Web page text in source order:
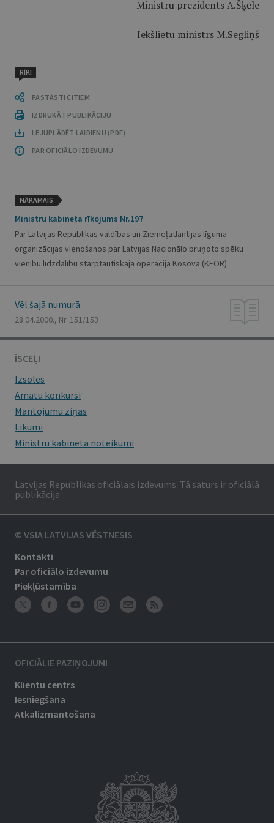
Ministru prezidents A.Šķēle
Iekšlietu ministrs M.Segliņš
RĪKI
PASTĀSTI CITIEM
IZDRUKĀT PUBLIKĀCIJU
LEJUPLĀDĒT LAIDIENU (PDF)
PAR OFICIĀLO IZDEVUMU
NĀKAMAIS
Ministru kabineta rīkojums Nr.197
Par Latvijas Republikas valdības un Ziemeļatlantijas līguma
organizācijas vienošanos par Latvijas Nacionālo bruņoto spēku
vienību līdzdalību starptautiskajā operācijā Kosovā (KFOR)
Vēl šajā numurā
28.04.2000., Nr. 151/153
ĪSCEĻI
Izsoles
Amatu konkursi
Mantojumu ziņas
Likumi
Ministru kabineta noteikumi
Latvijas Republikas oficiālais izdevums. Tā saturs ir oficiālā
publikācija.
© VSIA LATVIJAS VĒSTNESIS
Kontakti
Par oficiālo izdevumu
Piekļūstamība
OFICIĀLIE PAZIŅOJUMI
Klientu centrs
Iesniegšana
Atkalizmantošana